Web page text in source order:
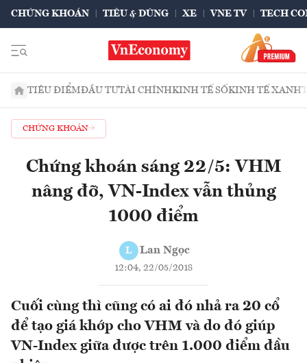
CHỨNG KHOÁN TIÊU & DÙNG XE VNE TV TECH
TIÊU ĐIỂMĐẦU TƯTÀI CHÍNHKINH TẾ SỐKINH TẾ XANH
CHỨNG KHOÁN
Chứng khoán sáng 22/5: VHM
nâng đỡ, VN-Index vẫn thủng
1000 điểm
L Lan Ngọc
12:04, 22/05/2018
Cuối cùng thì cũng có ai đó nhả ra 20 cổ
để tạo giá khớp cho VHM và do đó giúp
VN-Index giữa được trên 1.000 điểm đầu